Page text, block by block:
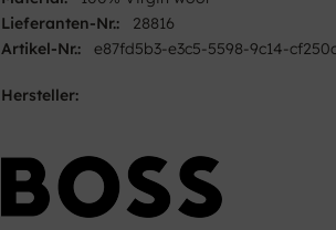
Lieferanten-Nr.:
28816
Artikel-Nr.:
e87fd5b3-e3c5-5598-9c14-
Hersteller: